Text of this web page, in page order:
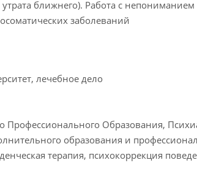
ближнего). Работа с
заболеваний
лечебное дело
Образования,
образования и
терапия, психокоррекция